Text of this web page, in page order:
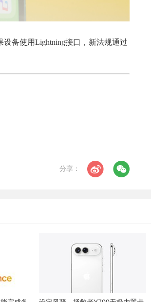
备使用Lightning接口，新法规通过
分享：